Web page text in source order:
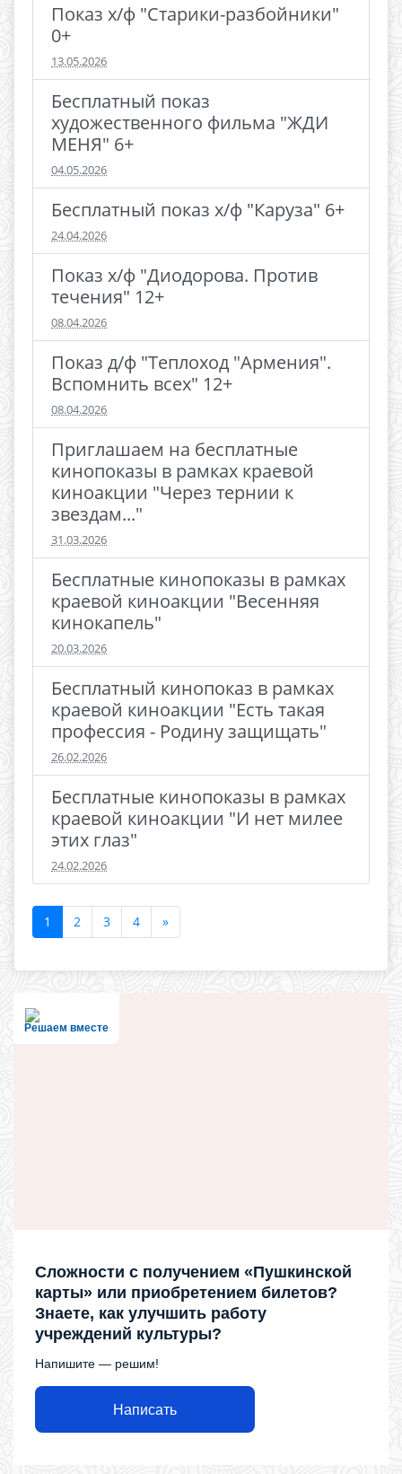
Показ х/ф "Старики-разбойники"
0+
13.05.2026
Бесплатный показ
художественного фильма "ЖДИ
МЕНЯ" 6+
04.05.2026
Бесплатный показ х/ф "Каруза" 6+
24.04.2026
Показ х/ф "Диодорова. Против
течения" 12+
08.04.2026
Показ д/ф "Теплоход "Армения".
Вспомнить всех" 12+
08.04.2026
Приглашаем на бесплатные
кинопоказы в рамках краевой
киноакции "Через тернии к
звездам..."
31.03.2026
Бесплатные кинопоказы в рамках
краевой киноакции "Весенняя
кинокапель"
20.03.2026
Бесплатный кинопоказ в рамках
краевой киноакции "Есть такая
профессия - Родину защищать"
26.02.2026
Бесплатные кинопоказы в рамках
краевой киноакции "И нет милее
этих глаз"
24.02.2026
1 2 3 4 »
Решаем вместе
Сложности с получением «Пушкинской
карты» или приобретением билетов?
Знаете, как улучшить работу
учреждений культуры?
Напишите — решим!
Написать